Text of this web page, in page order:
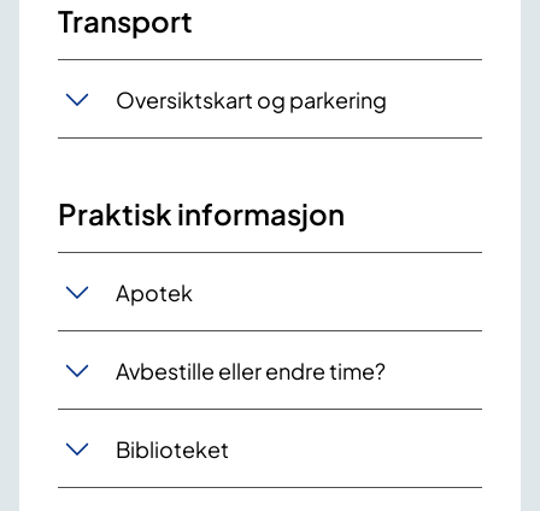
Transport
Oversiktskart og parkering
Praktisk informasjon
Apotek
Avbestille eller endre time?
Biblioteket